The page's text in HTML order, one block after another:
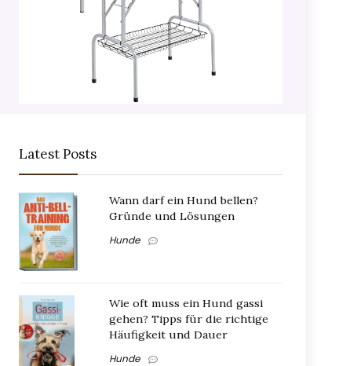
Latest Posts
Wann darf ein Hund bellen?
Gründe und Lösungen
Hunde
Wie oft muss ein Hund gassi
gehen? Tipps für die richtige
Häufigkeit und Dauer
Hunde